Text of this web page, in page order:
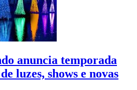
anuncia temporada
luzes, shows e novas